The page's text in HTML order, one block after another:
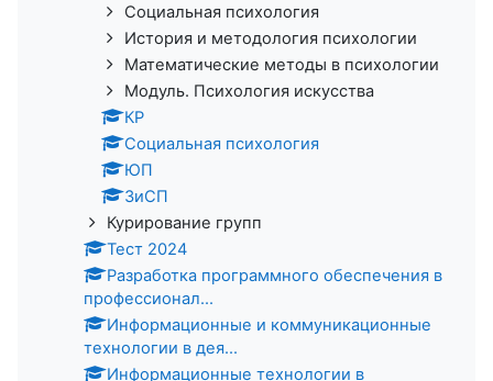
Социальная психология
История и методология психологии
Математические методы в психологии
Модуль. Психология искусства
КР
Социальная психология
ЮП
ЗиСП
Курирование групп
Тест 2024
Разработка программного обеспечения в
профессионал...
Информационные и коммуникационные
технологии в дея...
Информационные технологии в